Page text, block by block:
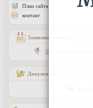
План сайта
контакт
Записная книжка
Вся записная книжка
Документы